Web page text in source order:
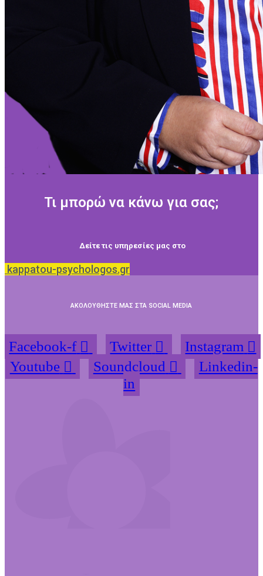
Τι μπορώ να κάνω για σας;
Δείτε τις υπηρεσίες μας στο
kappatou-psychologos.gr
ΑΚΟΛΟΥΘΗΣΤΕ ΜΑΣ ΣΤΑ SOCIAL MEDIA
Facebook-f Twitter
Instagram
Youtube
Soundcloud
Linkedin-
in